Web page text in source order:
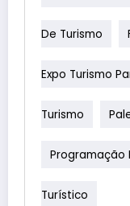
De Turismo
Expo Turismo
Turismo
Programação
Turístico